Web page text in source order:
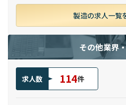
製造の求人一覧
その他業界
求人数 114件